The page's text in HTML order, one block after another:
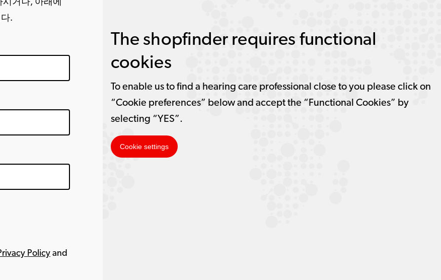
거나, 아래에
.
Policy and
The shopfinder requires functional
cookies
To enable us to find a hearing care professional close to you please click on
“Cookie preferences” below and accept the “Functional Cookies” by
selecting “YES”.
Cookie settings